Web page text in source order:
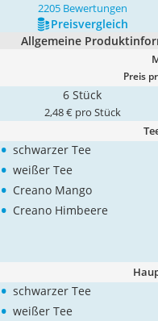
2205 Bewertungen
Preis­vergleich
Allgemeine
Preis
6 Stück
2,48 € pro Stück
• schwarzer Tee
• weißer Tee
• Creano Mango
• Creano Himbeere
• schwarzer Tee
• weißer Tee